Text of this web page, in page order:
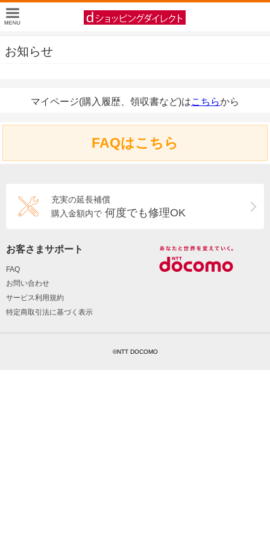
お知らせ
マイページ(購入履歴、領収書など)はこちらから
FAQはこちら
充実の延長補償
購入金額内で 何度でも修理OK
お客さまサポート
FAQ
お問い合わせ
サービス利用規約
特定商取引法に基づく表示
©NTT DOCOMO